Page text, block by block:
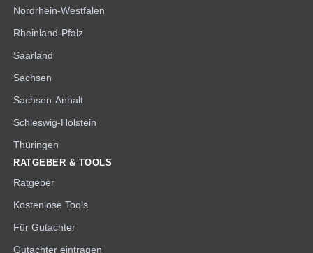
Nordrhein-Westfalen
Rheinland-Pfalz
Saarland
Sachsen
Sachsen-Anhalt
Schleswig-Holstein
Thüringen
RATGEBER & TOOLS
Ratgeber
Kostenlose Tools
Für Gutachter
Gutachter eintragen